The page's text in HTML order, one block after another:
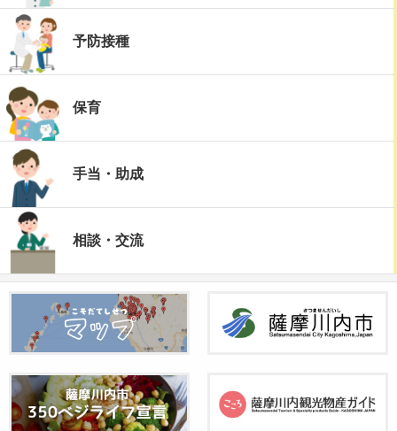
予防接種
保育
手当・助成
相談・交流